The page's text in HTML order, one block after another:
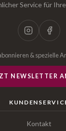
Service für
& spezielle
NEWSLETTER
Kontakt